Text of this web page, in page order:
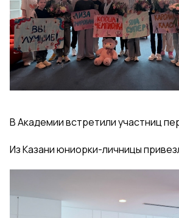
В Академии встретили участниц
Из Казани юниорки-личницы